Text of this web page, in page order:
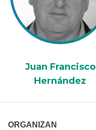
Juan Francisco
Hernández
ORGANIZAN